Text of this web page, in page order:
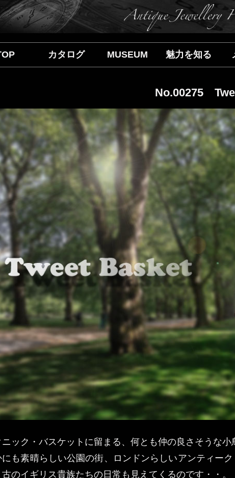
カタログ MUSEUM 魅力を知る
No.00275
ニック・バスケットに留まる、何とも仲の良さそうな小
にも素晴らしい公園の街、ロンドンらしいアンティー
古のイギリス貴族たちの日常も見えてくるのです・・。